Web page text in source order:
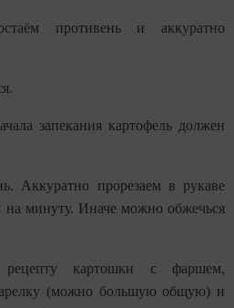
противень и аккуратно
запекания картофель должен
Аккуратно прорезаем в рукаве
минуту. Иначе можно обжечься
рецепту картошки с фаршем,
(можно большую общую) и